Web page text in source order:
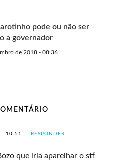
pode ou não ser
a governador
de 2018 - 08:36
- 10:51 RESPONDER
que iria aparelhar o stf